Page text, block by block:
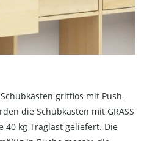
grifflos mit Push-
die Schubkästen mit GRASS
40 kg Traglast geliefert. Die